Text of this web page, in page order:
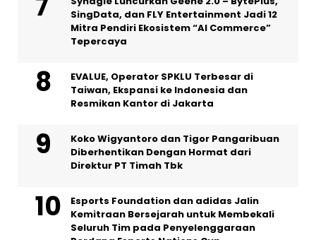
SingData, dan FLY Entertainment Jadi 12
Mitra Pendiri Ekosistem “AI Commerce”
Tepercaya
EVALUE, Operator SPKLU Terbesar di
Taiwan, Ekspansi ke Indonesia dan
Resmikan Kantor di Jakarta
Koko Wigyantoro dan Tigor Pangaribuan
Diberhentikan Dengan Hormat dari
Direktur PT Timah Tbk
Esports Foundation dan adidas Jalin
Kemitraan Bersejarah untuk Membekali
Seluruh Tim pada Penyelenggaraan